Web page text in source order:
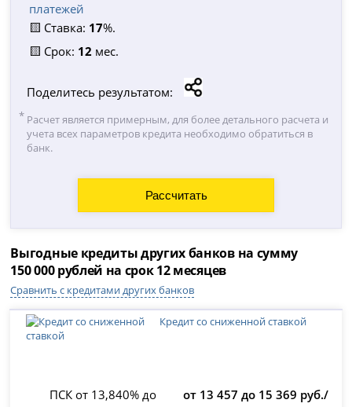
платежей
🟨 Ставка: 17%.
🟨 Срок: 12 мес.
Поделитесь результатом:
Расчет является примерным, для более детального расчета и
учета всех параметров кредита необходимо обратиться в
банк.
Выгодные кредиты других банков на сумму
150 000рублей на срок 12 месяцев
Сравнить с кредитами других банков
Кредит со сниженной ставкой
ПСК от 13,840% до
от 13 457 до 15 369 руб./